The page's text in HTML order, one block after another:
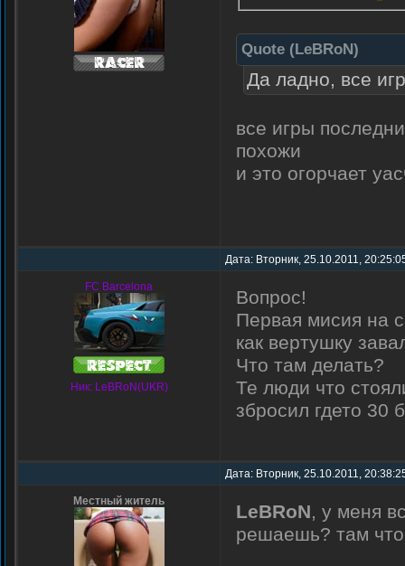
Quote (LeBRoN)
Да ладно, все
все игры
похожи
и это огорчает
Дата: Вторник, 25.10.2011,
FC Barcelona
Ник: LeBRoN(UKR)
Вопрос!
Первая мисия на
как вертушку
Что там делать?
Те люди что
збросил гдето
Дата: Вторник, 25.10.2011,
Местный житель LeBRoN, у меня
решаешь? там что